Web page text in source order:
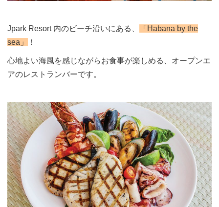
Jpark Resort 内のビーチ沿いにある、
「Habana by the
sea」
！
心地よい海風を感じながらお食事が楽しめる、オープンエ
アのレストランバーです。